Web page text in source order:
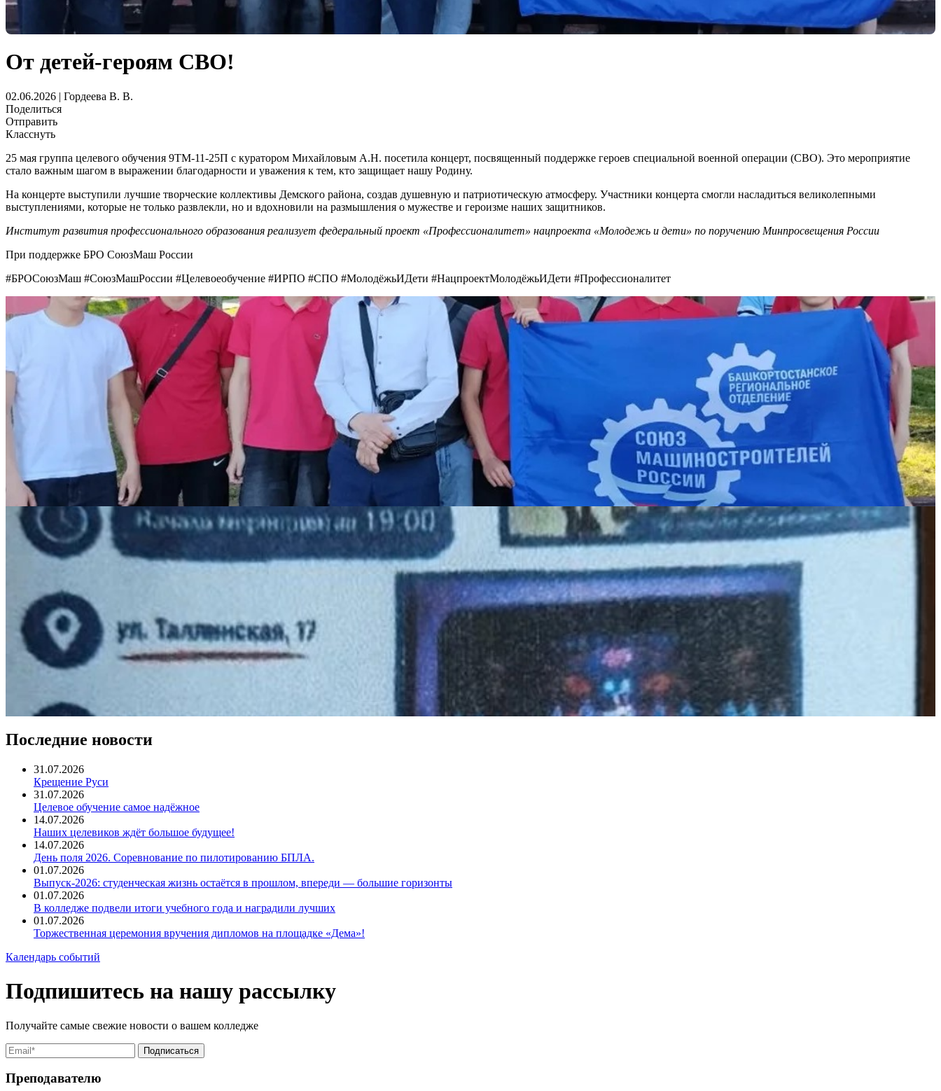
От детей-героям СВО!
02.06.2026 | Гордеева В. В.
Поделиться
Отправить
Класснуть
25 мая группа целевого обучения 9ТМ-11-25П с куратором Михайловым А.Н. посетила концерт, посвященный поддержке героев специальной военной операции (СВО). Это мероприятие
стало важным шагом в выражении благодарности и уважения к тем, кто защищает нашу Родину.
На концерте выступили лучшие творческие коллективы Демского района, создав душевную и патриотическую атмосферу. Участники концерта смогли насладиться великолепными
выступлениями, которые не только развлекли, но и вдохновили на размышления о мужестве и героизме наших защитников.
Институт развития профессионального образования реализует федеральный проект «Профессионалитет» нацпроекта «Молодежь и дети» по поручению Минпросвещения России
При поддержке БРО СоюзМаш России
#БРОСоюзМаш #СоюзМашРоссии #Целевоеобучение #ИРПО #СПО #МолодёжьИДети #НацпроектМолодёжьИДети #Профессионалитет
Последние новости
31.07.2026
Крещение Руси
31.07.2026
Целевое обучение самое надёжное
14.07.2026
Наших целевиков ждёт большое будущее!
14.07.2026
День поля 2026. Соревнование по пилотированию БПЛА.
01.07.2026
Выпуск-2026: студенческая жизнь остаётся в прошлом, впереди — большие горизонты
01.07.2026
В колледже подвели итоги учебного года и наградили лучших
01.07.2026
Торжественная церемония вручения дипломов на площадке «Дема»!
Календарь событий
Подпишитесь на нашу рассылку
Получайте самые свежие новости о вашем колледже
Преподавателю